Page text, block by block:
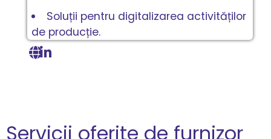
Soluții pentru digitalizarea activităților
de producție.
Servicii oferite de furnizor